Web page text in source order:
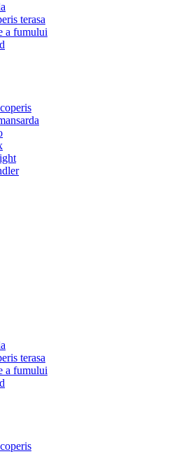
terasa
a fumului
terasa
a fumului